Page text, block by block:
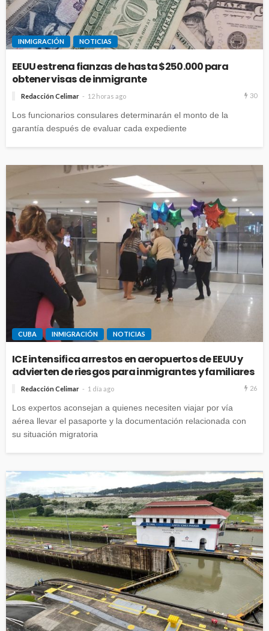
INMIGRACIÓN NOTICIAS
EEUU estrena fianzas de hasta $250.000 para
obtener visas de inmigrante
Redacción Celimar 12 horas ago 30
Los funcionarios consulares determinarán el monto de la
garantía después de evaluar cada expediente
CUBA INMIGRACIÓN NOTICIAS
ICE intensifica arrestos en aeropuertos de EEUU y
advierten de riesgos para inmigrantes y familiares
Redacción Celimar 1 día ago 26
Los expertos aconsejan a quienes necesiten viajar por vía
aérea llevar el pasaporte y la documentación relacionada con
su situación migratoria